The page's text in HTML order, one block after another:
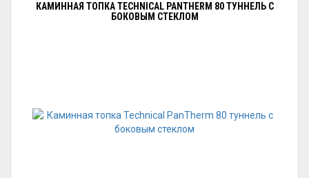
КАМИННАЯ ТОПКА TECHNICAL PANTHERM 80 ТУННЕЛЬ С
БОКОВЫМ СТЕКЛОМ